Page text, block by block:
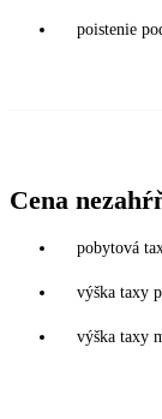
poistenie
Cena
pobytová
výška taxy
výška taxy